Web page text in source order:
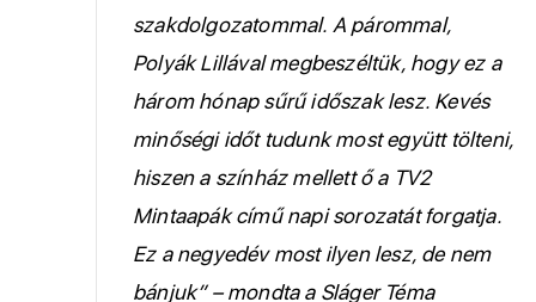
szakdolgozatommal. A párommal,
Polyák Lillával megbeszéltük, hogy ez a
három hónap sűrű időszak lesz. Kevés
minőségi időt tudunk most együtt tölteni,
hiszen a színház mellett ő a TV2
Mintaapák című napi sorozatát forgatja.
Ez a negyedév most ilyen lesz, de nem
bánjuk” – mondta a Sláger Téma